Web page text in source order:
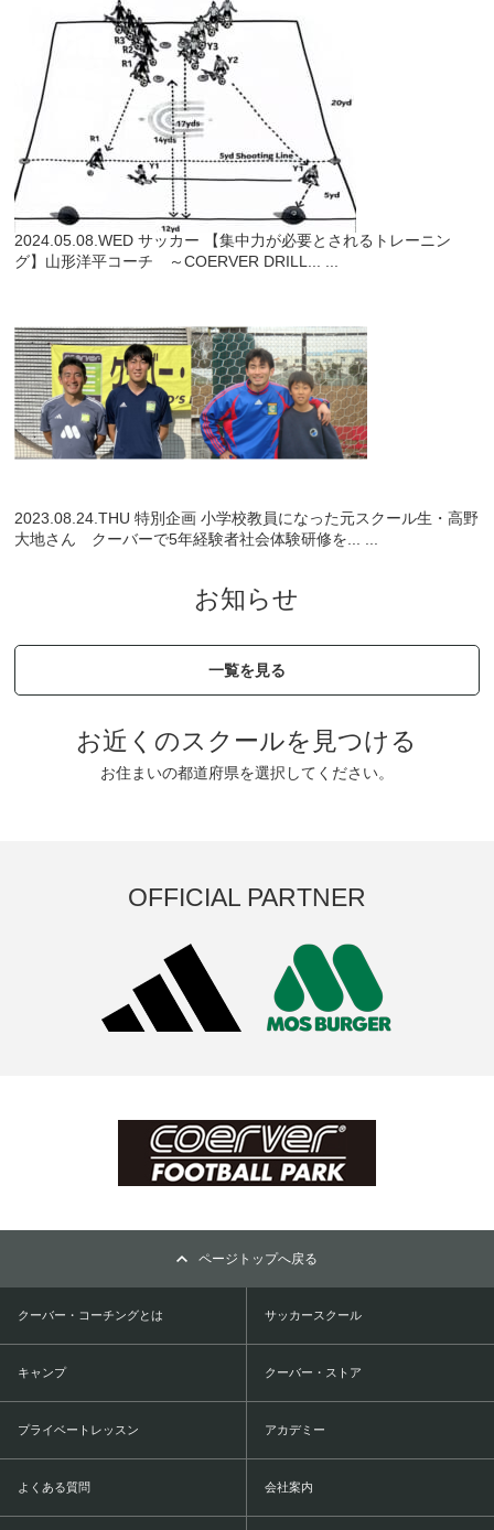
2024.05.08.WED サッカー
【集中力が必要とされるトレーニン
グ】山形洋平コーチ ～COERVER DRILL... ...
2023.08.24.THU 特別企画 小学校教員になった元スクール生・高野
大地さん クーバーで5年経験者社会体験研修を... ...
お知らせ
一覧を見る
お近くのスクールを見つける
お住まいの都道府県を選択してください。
OFFICIAL PARTNER
ページトップへ戻る
クーバー・コーチングとは サッカースクール
キャンプ クーバー・ストア
プライベートレッスン アカデミー
よくある質問 会社案内